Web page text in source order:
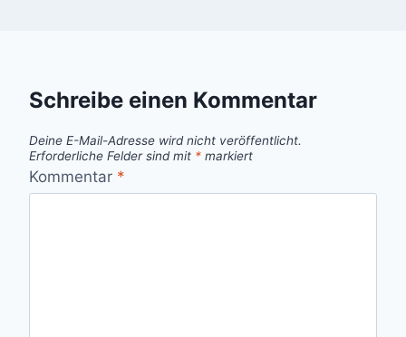
Schreibe einen Kommentar
Deine E-Mail-Adresse wird nicht veröffentlicht.
Erforderliche Felder sind mit * markiert
Kommentar *